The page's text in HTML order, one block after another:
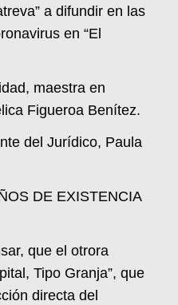
a difundir en las
en “El
maestra en
Figueroa Benítez.
del Jurídico, Paula
DE EXISTENCIA
que el otrora
Tipo Granja”, que
directa del